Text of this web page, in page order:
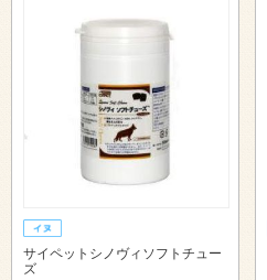
サイペットシノヴィソフトチュー
ズ